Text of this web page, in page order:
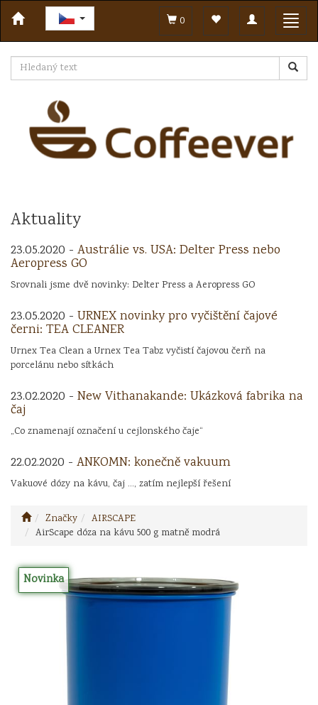
Toggle
navigation
0
Aktuality
23.05.2020 - Austrálie vs. USA: Delter Press nebo
Aeropress GO
Srovnali jsme dvě novinky: Delter Press a Aeropress GO
23.05.2020 - URNEX novinky pro vyčištění čajové
černi: TEA CLEANER
Urnex Tea Clean a Urnex Tea Tabz vyčistí čajovou čerň na
porcelánu nebo sítkách
23.02.2020 - New Vithanakande: Ukázková fabrika na
čaj
„Co znamenají označení u cejlonského čaje“
22.02.2020 - ANKOMN: konečně vakuum
Vakuové dózy na kávu, čaj ..., zatím nejlepší řešení
Značky
AIRSCAPE
AirScape dóza na kávu 500 g matně modrá
Novinka